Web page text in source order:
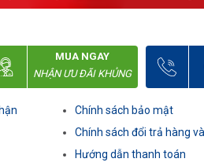
MUA NGAY
NHẬN ƯU ĐÃI KHỦNG
Chính sách bảo mật
Chính sách đổi trả hàng
Hướng dẫn thanh toán